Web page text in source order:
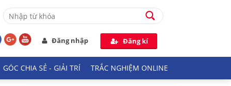
Đăng nhập Đăng kí
GÓC CHIA SẺ - GIẢI TRÍ TRẮC NGHIỆM ONLINE